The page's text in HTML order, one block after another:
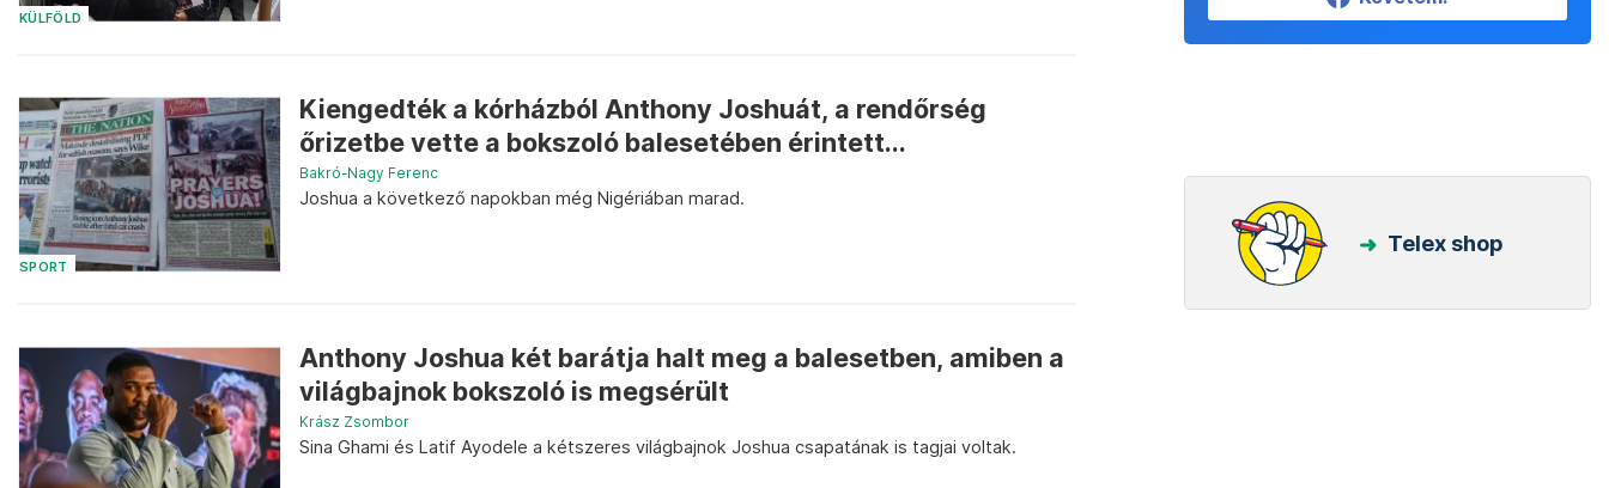
KÜLFÖLD
SPORT
Kiengedték a kórházból Anthony Joshuát, a rendőrség
őrizetbe vette a bokszoló balesetében érintett...
Bakró-Nagy Ferenc
Joshua a következő napokban még Nigériában marad.
Anthony Joshua két barátja halt meg a balesetben, amiben a
világbajnok bokszoló is megsérült
Krász Zsombor
Sina Ghami és Latif Ayodele a kétszeres világbajnok Joshua csapatának is tagjai voltak.
Telex shop